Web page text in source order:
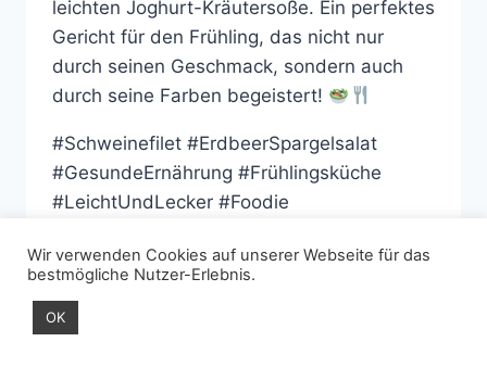
leichten Joghurt-Kräutersoße. Ein perfektes
Gericht für den Frühling, das nicht nur
durch seinen Geschmack, sondern auch
durch seine Farben begeistert!
#Schweinefilet #ErdbeerSpargelsalat
#GesundeErnährung #Frühlingsküche
#LeichtUndLecker #Foodie
WEITERLESEN SCHWEINEFILET
AUF
Wir verwenden Cookies auf unserer Webseite für das
bestmögliche Nutzer-Erlebnis.
OK